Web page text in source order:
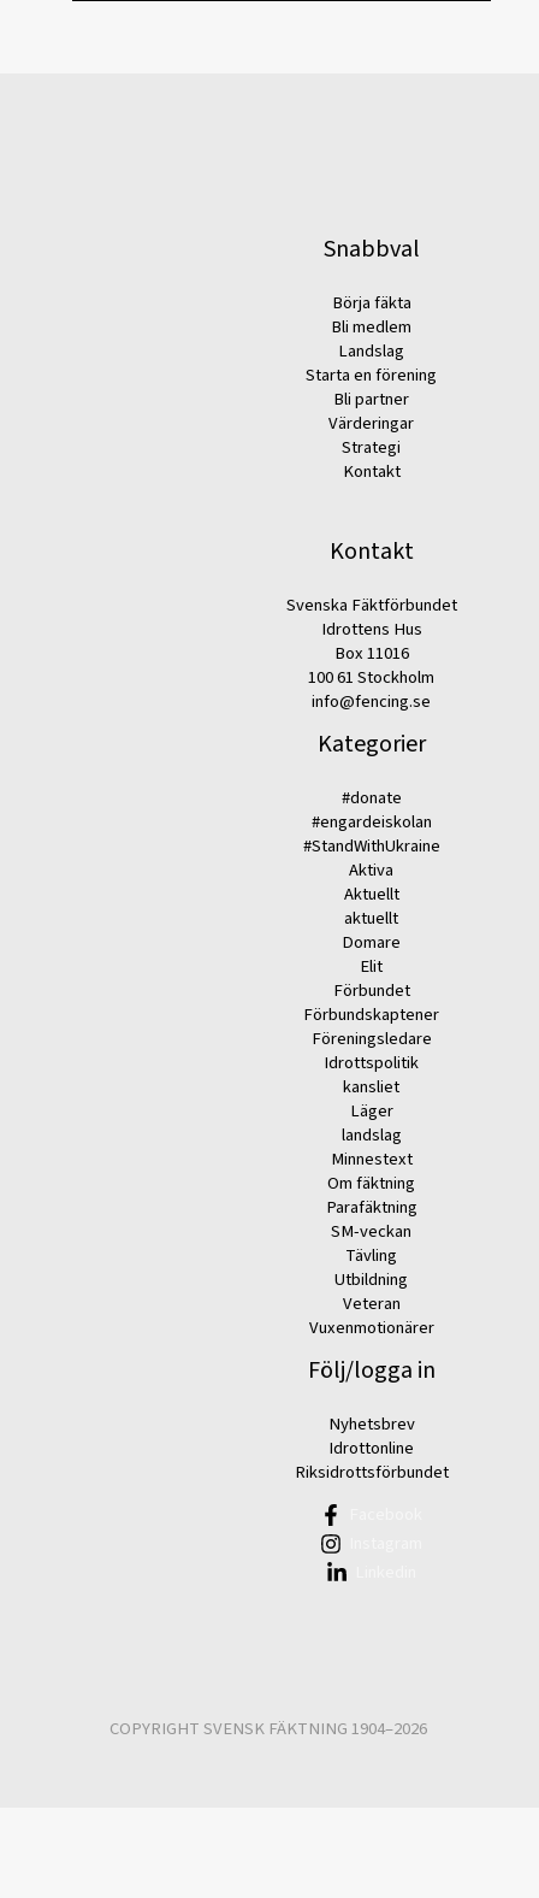
Snabbval
Börja fäkta
Bli medlem
Landslag
Starta en förening
Bli partner
Värderingar
Strategi
Kontakt
Kontakt
Svenska Fäktförbundet
Idrottens Hus
Box 11016
100 61 Stockholm
info@fencing.se
Kategorier
#donate
#engardeiskolan
#StandWithUkraine
Aktiva
Aktuellt
aktuellt
Domare
Elit
Förbundet
Förbundskaptener
Föreningsledare
Idrottspolitik
kansliet
Läger
landslag
Minnestext
Om fäktning
Parafäktning
SM-veckan
Tävling
Utbildning
Veteran
Vuxenmotionärer
Följ/logga in
Nyhetsbrev
Idrottonline
Riksidrottsförbundet
COPYRIGHT SVENSK FÄKTNING 1904–2026